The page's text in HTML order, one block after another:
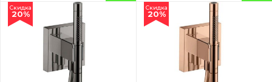
Скидка
20%
Скидка
20%